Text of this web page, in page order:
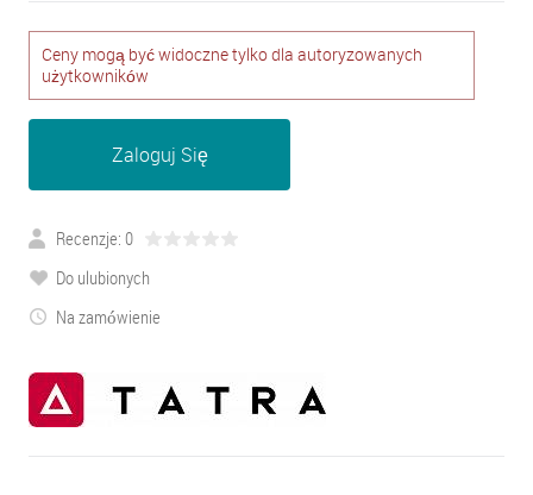
Ceny mogą być widoczne tylko dla autoryzowanych
użytkowników
Zaloguj Się
Recenzje: 0
Do ulubionych
Na zamówienie